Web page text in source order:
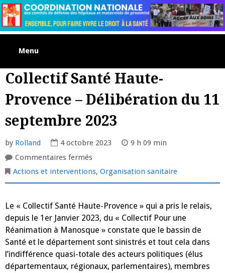
Skip
to
content
Menu
Collectif Santé Haute-
Provence – Délibération du 11
septembre 2023
by Rolland 4 octobre 2023
9 h 09 min
Commentaires ferméssur
Santé
Haute-
Provence
du
11
septembre
2023
Actions et interventions, Organisation sanitaire
Le « Collectif Santé Haute-Provence » qui a pris le relais,
depuis le 1er Janvier 2023, du « Collectif Pour une
Réanimation à Manosque » constate que le bassin de
Santé et le département sont sinistrés et tout cela dans
l’indifférence quasi-totale des acteurs politiques (élus
départementaux, régionaux, parlementaires), membres